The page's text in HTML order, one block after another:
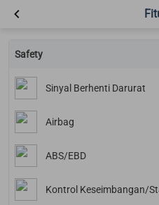
Safety
Sinyal Berhenti Darurat
Airbag
ABS/EBD
Kontrol Keseimbangan/